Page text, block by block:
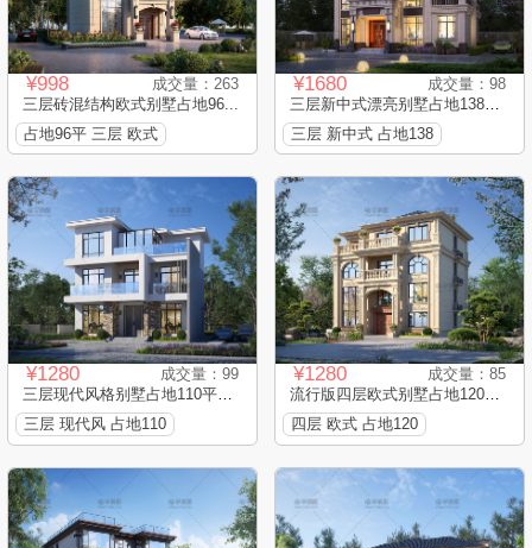
¥998
成交量：263
三层砖混结构欧式别墅占地96...
占地96平 三层 欧式
¥1680
成交量：98
三层新中式漂亮别墅占地138平...
三层 新中式 占地138
¥1280
成交量：99
三层现代风格别墅占地110平框...
三层 现代风 占地110
¥1280
成交量：85
流行版四层欧式别墅占地120平...
四层 欧式 占地120